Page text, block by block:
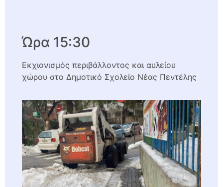
Ώρα 15:30
Εκχιονισμός περιβάλλοντος και αυλείου
χώρου στο Δημοτικό Σχολείο Νέας Πεντέλης